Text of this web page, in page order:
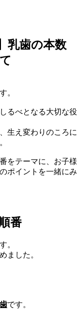
乳歯の本数
。
るべとなる大切な役
生え変わりのころに
をテーマに、お子様
ポイントを一緒にみ
番
。
ました。
です。